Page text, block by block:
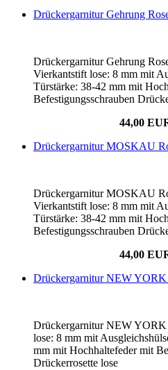
Drückergarnitur Gehrung
Drückergarnitur Gehrung
Vierkantstift lose: 8 mm mit
Türstärke: 38-42 mm mit
Befestigungsschrauben
44,00
Drückergarnitur MOSKAU
Drückergarnitur MOSKAU
Vierkantstift lose: 8 mm mit
Türstärke: 38-42 mm mit
Befestigungsschrauben
44,00
Drückergarnitur NEW YORK
Drückergarnitur NEW YORK
lose: 8 mm mit
mm mit Hochhaltefeder mit
Drückerrosette lose